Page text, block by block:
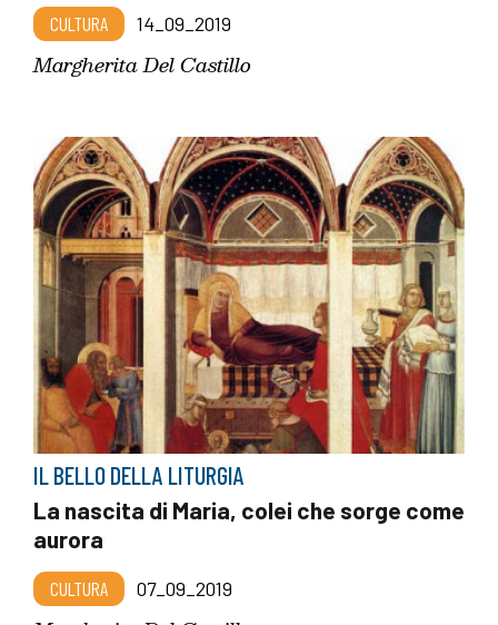
CULTURA 14_09_2019
Margherita Del Castillo
IL BELLO DELLA LITURGIA
La nascita di Maria, colei che sorge come
aurora
CULTURA 07_09_2019